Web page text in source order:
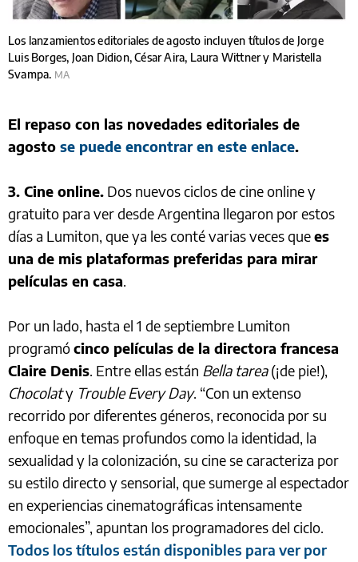
Los lanzamientos editoriales de agosto incluyen títulos de Jorge
Luis Borges, Joan Didion, César Aira, Laura Wittner y Maristella
Svampa. MA
El repaso con las novedades editoriales de
agosto se puede encontrar en este enlace.
3. Cine online. Dos nuevos ciclos de cine online y
gratuito para ver desde Argentina llegaron por estos
días a Lumiton, que ya les conté varias veces quees
una de mis plataformas preferidas para mirar
películas en casa.
Por un lado, hasta el 1 de septiembre Lumiton
programócinco películas de la directora francesa
Claire Denis. Entre ellas están Bella tarea(¡de pie!),
Chocolaty Trouble Every Day. “Con un extenso
recorrido por diferentes géneros, reconocida por su
enfoque en temas profundos como la identidad, la
sexualidad y la colonización, su cine se caracteriza por
su estilo directo y sensorial, que sumerge al espectador
en experiencias cinematográficas intensamente
emocionales”, apuntan los programadores del ciclo.
Todos los títulos están disponibles para ver por